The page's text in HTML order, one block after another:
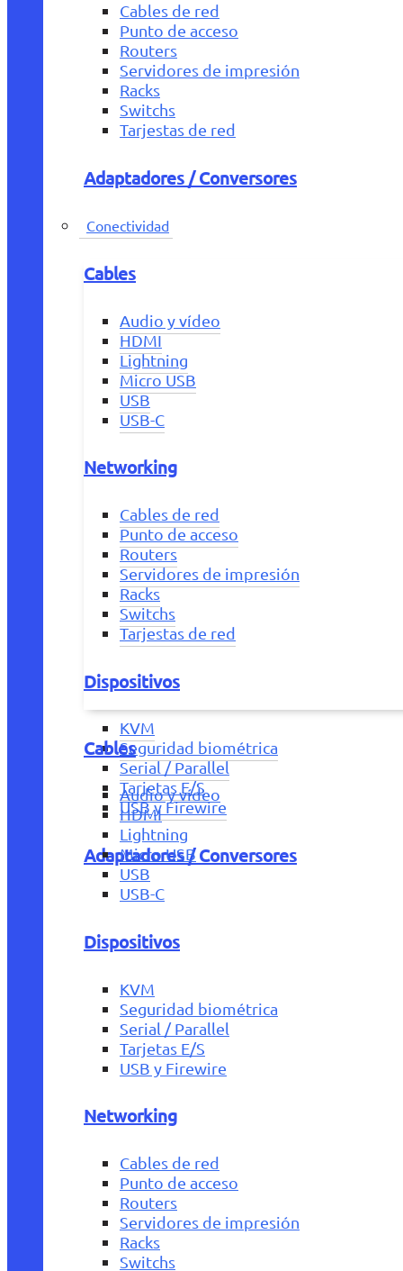
Cables de red
Punto de acceso
Routers
Servidores de impresión
Racks
Switchs
Tarjestas de red
Adaptadores / Conversores
Conectividad
Cables
Audio y vídeo
HDMI
Lightning
Micro USB
USB
USB-C
Networking
Cables de red
Punto de acceso
Routers
Servidores de impresión
Racks
Switchs
Tarjestas de red
Dispositivos
KVM
Seguridad biométrica
Serial / Parallel
Tarjetas E/S
USB y Firewire
Adaptadores / Conversores
Cables
Audio y vídeo
HDMI
Lightning
Micro USB
USB
USB-C
Dispositivos
KVM
Seguridad biométrica
Serial / Parallel
Tarjetas E/S
USB y Firewire
Networking
Cables de red
Punto de acceso
Routers
Servidores de impresión
Racks
Switchs